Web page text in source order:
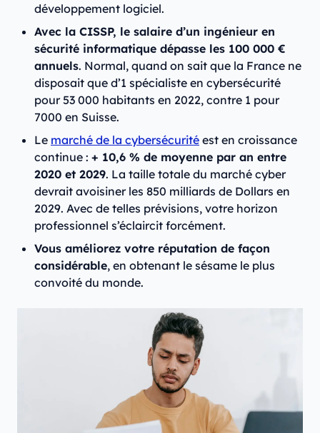
développement logiciel.
Avec la CISSP, le salaire d’un ingénieur en
sécurité informatique dépasse les 100 000 €
annuels. Normal, quand on sait que la France ne
disposait que d’1 spécialiste en cybersécurité
pour 53 000 habitants en 2022, contre 1 pour
7000 en Suisse.
Le marché de la cybersécurité est en croissance
continue : + 10,6 % de moyenne par an entre
2020 et 2029. La taille totale du marché cyber
devrait avoisiner les 850 milliards de Dollars en
2029. Avec de telles prévisions, votre horizon
professionnel s’éclaircit forcément.
Vous améliorez votre réputation de façon
considérable, en obtenant le sésame le plus
convoité du monde.